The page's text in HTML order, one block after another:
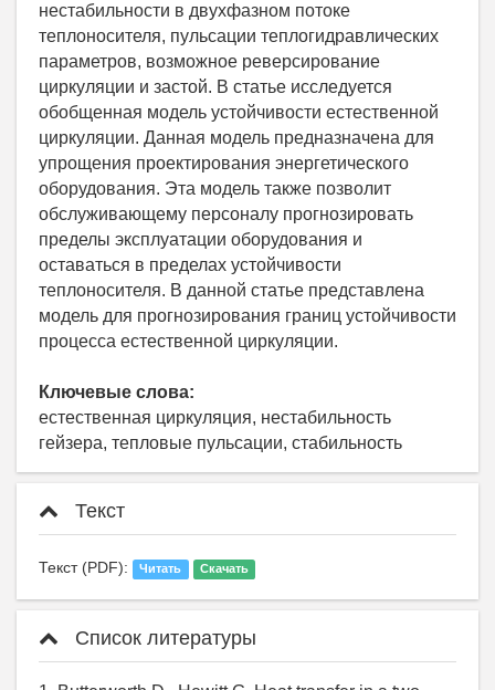
нестабильности в двухфазном потоке
теплоносителя, пульсации теплогидравлических
параметров, возможное реверсирование
циркуляции и застой. В статье исследуется
обобщенная модель устойчивости естественной
циркуляции. Данная модель предназначена для
упрощения проектирования энергетического
оборудования. Эта модель также позволит
обслуживающему персоналу прогнозировать
пределы эксплуатации оборудования и
оставаться в пределах устойчивости
теплоносителя. В данной статье представлена ​​
модель для прогнозирования границ устойчивости
процесса естественной циркуляции.
Ключевые слова:
естественная циркуляция, нестабильность
гейзера, тепловые пульсации, стабильность
Текст
Текст (PDF): Читать Скачать
Список литературы